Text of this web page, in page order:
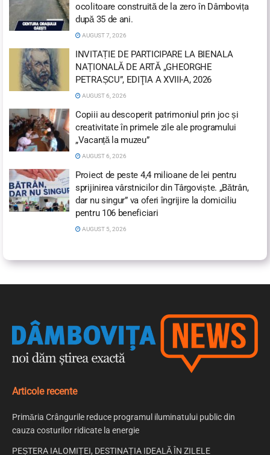
ocolitoare construită de la zero în Dâmbovița
după 35 de ani.
AUGUST 7, 2026
INVITAȚIE DE PARTICIPARE LA BIENALA
NAȚIONALĂ DE ARTĂ „GHEORGHE
PETRAȘCU”, EDIŢIA A XVIII-A, 2026
AUGUST 6, 2026
Copiii au descoperit patrimoniul prin joc și
creativitate în primele zile ale programului
„Vacanță la muzeu”
AUGUST 6, 2026
Proiect de peste 4,4 milioane de lei pentru
sprijinirea vârstnicilor din Târgoviște. „Bătrân,
dar nu singur” va oferi îngrijire la domiciliu
pentru 106 beneficiari
AUGUST 5, 2026
Articole recente
Primăria Crângurile reduce programul iluminatului public din
cauza costurilor ridicate la energie
PEȘTERA IALOMIȚEI, DESTINAȚIA IDEALĂ ÎN ZILELE